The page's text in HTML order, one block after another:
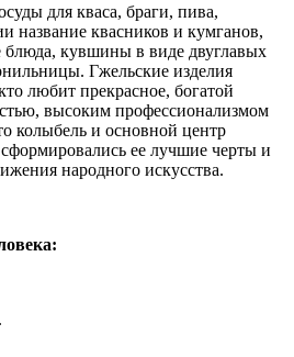
для кваса, браги, пива,
название квасников и кумганов,
блюда, кувшины в виде двуглавых
Гжельские изделия
любит прекрасное, богатой
высоким профессионализмом
колыбель и основной центр
ее лучшие черты и
народного искусства.